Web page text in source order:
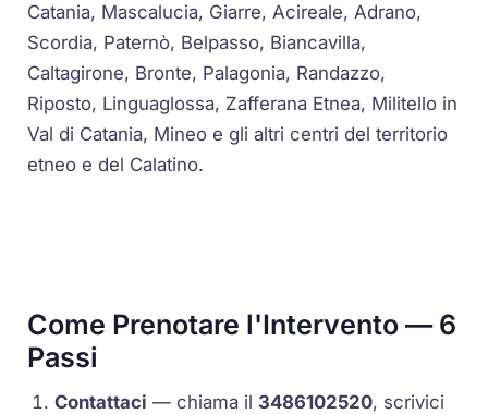
Catania, Mascalucia, Giarre, Acireale, Adrano,
Scordia, Paternò, Belpasso, Biancavilla,
Caltagirone, Bronte, Palagonia, Randazzo,
Riposto, Linguaglossa, Zafferana Etnea, Militello in
Val di Catania, Mineo e gli altri centri del territorio
etneo e del Calatino.
Come Prenotare l'Intervento — 6
Passi
Contattaci — chiama il 3486102520, scrivici